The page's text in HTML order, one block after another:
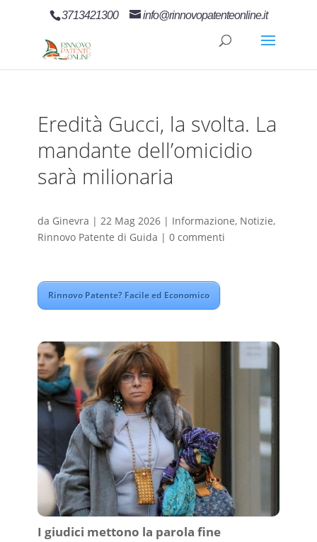
3713421300 info@rinnovopatenteonline.it
Eredità Gucci, la svolta. La
mandante dell’omicidio
sarà milionaria
da Ginevra | 22 Mag 2026| Informazione, Notizie,
Rinnovo Patente di Guida | 0 commenti
Rinnovo Patente? Facile ed Economico
I giudici mettono la parola fine